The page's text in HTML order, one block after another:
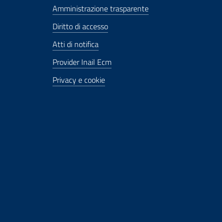
Amministrazione trasparente
Diritto di accesso
Atti di notifica
Provider Inail Ecm
Privacy e cookie